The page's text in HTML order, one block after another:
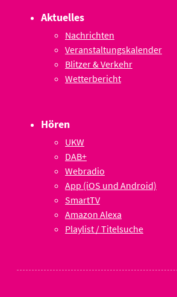
Aktuelles
Nachrichten
Veranstaltungskalender
Blitzer & Verkehr
Wetterbericht
Hören
UKW
DAB+
Webradio
App (iOS und Android)
SmartTV
Amazon Alexa
Playlist / Titelsuche